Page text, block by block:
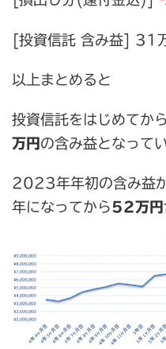
[投資信託 含み益] 31
以上まとめると
投資信託をはじめてか
万円 の含み益となってい
2023年年初の含み益
年になってから 52万円